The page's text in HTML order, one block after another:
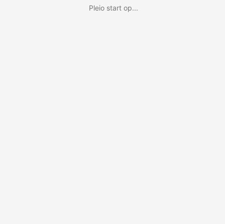
Pleio start op...